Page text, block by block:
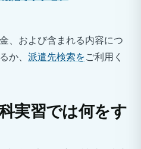
、および含まれる内容につ
か、 派遣先検索をご利用く
実習では何をす